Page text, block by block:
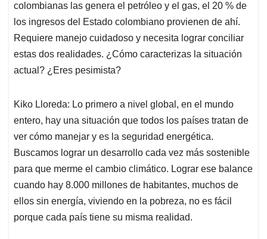
colombianas las genera el petróleo y el gas, el 20 % de
los ingresos del Estado colombiano provienen de ahí.
Requiere manejo cuidadoso y necesita lograr conciliar
estas dos realidades. ¿Cómo caracterizas la situación
actual? ¿Eres pesimista?
Kiko Lloreda: Lo primero a nivel global, en el mundo
entero, hay una situación que todos los países tratan de
ver cómo manejar y es la seguridad energética.
Buscamos lograr un desarrollo cada vez más sostenible
para que merme el cambio climático. Lograr ese balance
cuando hay 8.000 millones de habitantes, muchos de
ellos sin energía, viviendo en la pobreza, no es fácil
porque cada país tiene su misma realidad.